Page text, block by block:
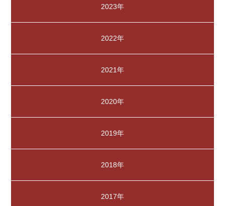
2023年
2022年
2021年
2020年
2019年
2018年
2017年